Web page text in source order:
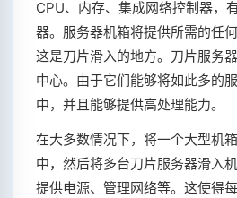
CPU、内存、集成网络控制器，
器。服务器机箱将提供所需的任
这是刀片滑入的地方。刀片服务
中心。由于它们能够将如此多的
中，并且能够提供高处理能力。
在大多数情况下，将一个大型机
中，然后将多台刀片服务器滑入
提供电源、管理网络等。这使得